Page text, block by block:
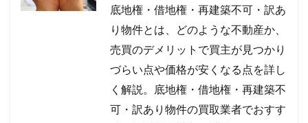
底地権・借地権・再建築不可・訳あ
り物件とは、どのような不動産か、
売買のデメリットで買主が見つかり
づらい点や価格が安くなる点を詳し
く解説。底地権・借地権・再建築不
可・訳あり物件の買取業者でおすす